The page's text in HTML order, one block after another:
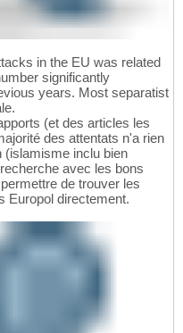
in the EU was related
significantly
years. Most separatist
(et des articles les
des attentats n'a rien
(islamisme inclu bien
avec les bons
de trouver les
Europol directement.